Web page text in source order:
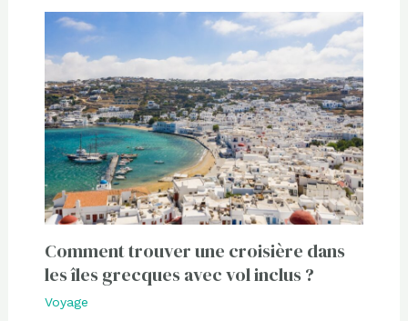
Comment trouver une croisière dans
les îles grecques avec vol inclus ?
Voyage